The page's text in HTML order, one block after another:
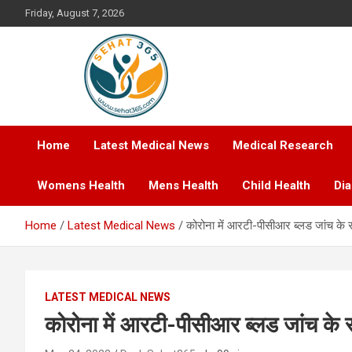
to
Friday, August 7, 2026
Sehat365
Your's Complete Health Guide
Home
Latest Medical News Medical Research
Womens Health Mens Health Child Health
Home Latest Medical News कोरोना में आरटी-पीसीआर ब्लड जांच के
LATEST MEDICAL NEWS
कोरोना में आरटी-पीसीआर ब्लड जांच के